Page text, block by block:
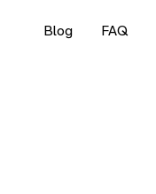
Blog FAQ